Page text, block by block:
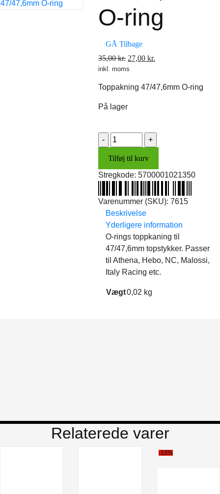
O-ring
GÅ Tilbage
35,00kr. Den
oprindelige
var:
35,00 kr..
27,00 kr.
er:
inkl. moms
Toppakning 47/47,6mm O-ring
På lager
Toppakning
47/47,6mm
O-
ring
Tilføj til kurv
Stregkode: 5700001021350
Varenummer (SKU): 7615
Beskrivelse
Yderligere information
O-rings toppkaning til
47/47,6mm topstykker. Passer
til Athena, Hebo, NC, Malossi,
Italy Racing etc.
Vægt0,02 kg
Relaterede varer
-13%